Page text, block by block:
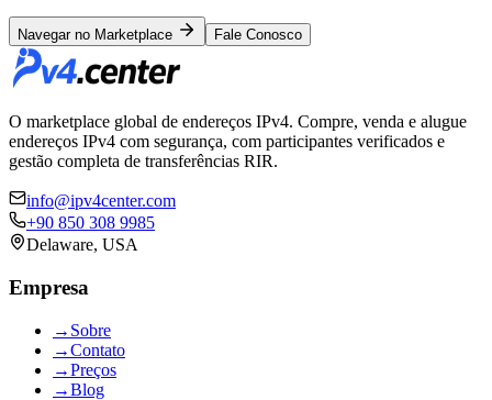
Navegar no Marketplace Fale Conosco
O marketplace global de endereços IPv4. Compre, venda e alugue
endereços IPv4 com segurança, com participantes verificados e
gestão completa de transferências RIR.
info@ipv4center.com
+90 850 308 9985
Delaware, USA
Empresa
→ Sobre
→Contato
→Preços
→Blog